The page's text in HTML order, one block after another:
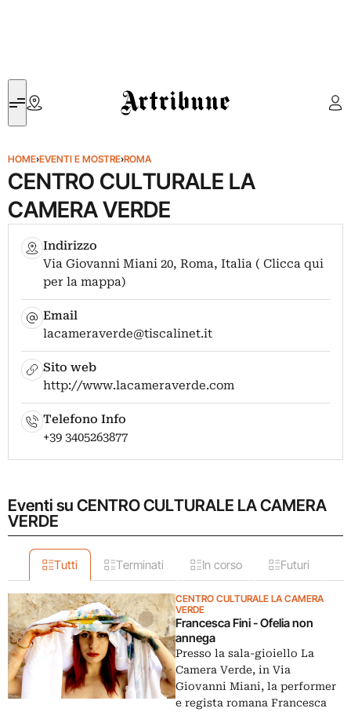
Artribune
HOME›EVENTI E MOSTRE›ROMA
CENTRO CULTURALE LA
CAMERA VERDE
Indirizzo
Via Giovanni Miani 20, Roma, Italia ( Clicca qui
per la mappa)
Email
lacameraverde@tiscalinet.it
Sito web
http://www.lacameraverde.com
Telefono Info
+39 3405263877
Eventi su CENTRO CULTURALE LA CAMERA
VERDE
Tutti Terminati In corso Futuri
CENTRO CULTURALE LA CAMERA
VERDE
Francesca Fini - Ofelia non
annega
Presso la sala-gioiello La
Camera Verde, in Via
Giovanni Miani, la performer
e regista romana Francesca